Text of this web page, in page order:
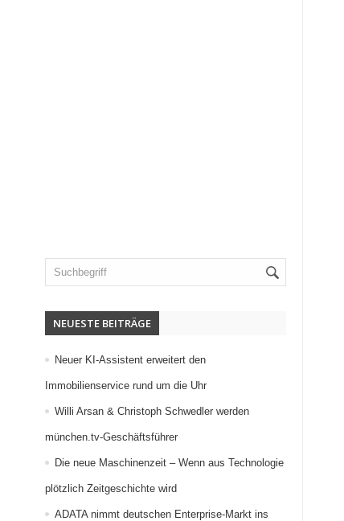
NEUESTE BEITRÄGE
Neuer KI-Assistent erweitert den
Immobilienservice rund um die Uhr
Willi Arsan & Christoph Schwedler werden
münchen.tv-Geschäftsführer
Die neue Maschinenzeit – Wenn aus Technologie
plötzlich Zeitgeschichte wird
ADATA nimmt deutschen Enterprise-Markt ins